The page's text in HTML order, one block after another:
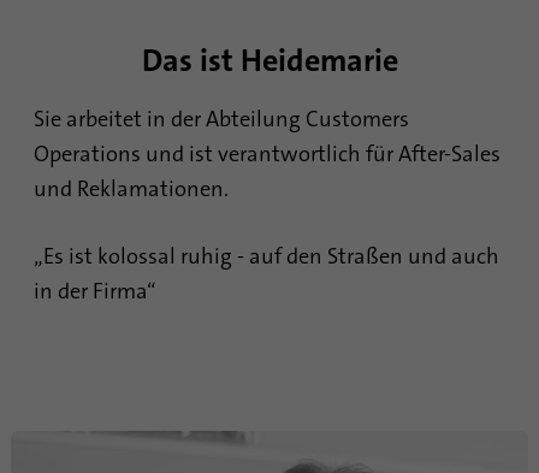
Das ist Heidemarie
Sie arbeitet in der Abteilung Customers
Operations und ist verantwortlich für After-Sales
und Reklamationen.
„Es ist kolossal ruhig - auf den Straßen und auch
in der Firma“